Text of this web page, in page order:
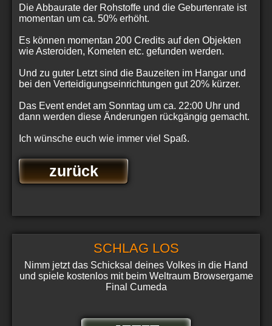
Die Abbaurate der Rohstoffe und die Geburtenrate ist
momentan um ca. 50% erhöht.
Es können momentan 200 Credits auf den Objekten
wie Asteroiden, Kometen etc. gefunden werden.
Und zu guter Letzt sind die Bauzeiten im Hangar und
bei den Verteidigungseinrichtungen gut 20% kürzer.
Das Event endet am Sonntag um ca. 22:00 Uhr und
dann werden diese Änderungen rückgängig gemacht.
Ich wünsche euch wie immer viel Spaß.
zurück
SCHLAG LOS
Nimm jetzt das Schicksal deines Volkes in die Hand
und spiele kostenlos mit beim Weltraum Browsergame
Final Cumeda